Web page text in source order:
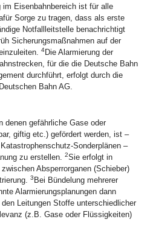
im Eisenbahnbereich ist für alle
Sorge zu tragen, dass als erste
Notfallleitstelle benachrichtigt
Sicherungsmaßnahmen auf der
4Die Alarmierung der
für die die Deutsche Bahn
durchführt, erfolgt durch die
Bahn AG.
denen gefährliche Gase oder
giftig etc.) gefördert werden, ist –
Sonderplänen –
zu erstellen. 2Sie erfolgt in
Absperrorganen (Schieber)
3 Bei Bündelung mehrerer
Alarmierungsplanungen dann
Leitungen Stoffe unterschiedlicher
(z.B. Gase oder Flüssigkeiten)